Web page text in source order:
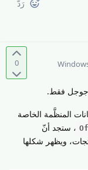
رَدّ
0
جوجل فقط.
المنظَّمة الخاصة
، ستجد أنّ
ويظهر شكلها